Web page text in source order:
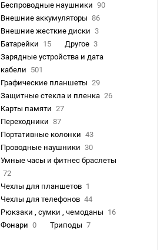
Беспроводные наушники 90
Внешние аккумуляторы 86
Внешние жесткие диски 3
Батарейки 15 Другое 3
Зарядные устройства и дата
кабели 501
Графические планшеты 29
Защитные стекла и пленка 26
Карты памяти 27
Переходники 87
Портативные колонки 43
Проводные наушники 30
Умные часы и фитнес браслеты
72
Чехлы для планшетов 1
Чехлы для телефонов 44
Рюкзаки , сумки , чемоданы 16
Фонари 0 Триподы 7